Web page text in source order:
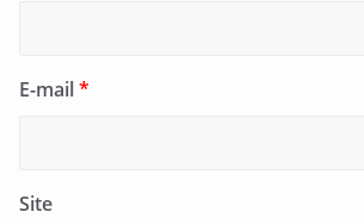
E-mail*
Site